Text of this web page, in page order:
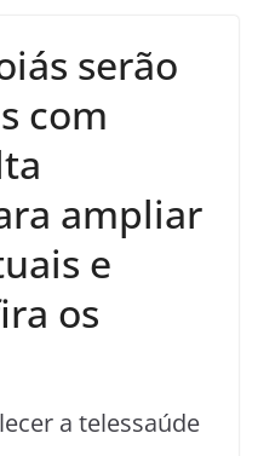
serão
com
ampliar
e
os
a telessaúde